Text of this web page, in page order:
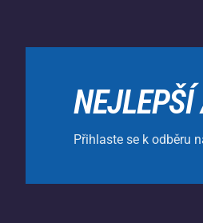
NEJLEPŠÍ
Přihlaste se k odběru